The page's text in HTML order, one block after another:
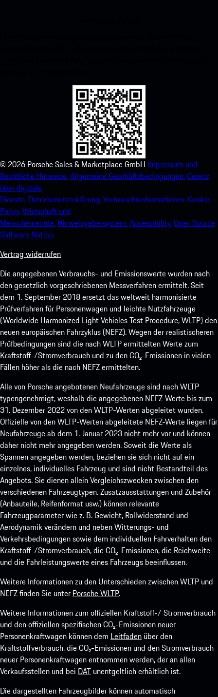
© 2026 Porsche Sales & Marketplace GmbH Impressum und
Rechtliche Hinweise.Allgemeine Geschäftsbedingungen.Gesetz
über digitale
Dienste. Datenschutzerklärung.Verbrauchsinformationen.Cookie
Policy.Wirtschaft und
Menschenrechte. Hinweisgebersystem.Accessibility.Open Source
Software Notice.
Vertrag widerrufen
Die angegebenen Verbrauchs- und Emissionswerte wurden nach
den gesetzlich vorgeschriebenen Messverfahren ermittelt. Seit
dem 1. September 2018 ersetzt das weltweit harmonisierte
Prüfverfahren für Personenwagen und leichte Nutzfahrzeuge
(Worldwide Harmonized Light Vehicles Test Procedure, WLTP) den
neuen europäischen Fahrzyklus (NEFZ). Wegen der realistischeren
Prüfbedingungen sind die nach WLTP ermittelten Werte zum
Kraftstoff-/Stromverbrauch und zu den CO₂-Emissionen in vielen
Fällen höher als die nach NEFZ ermittelten.
Alle von Porsche angebotenen Neufahrzeuge sind nach WLTP
typengenehmigt, weshalb die angegebenen NEFZ-Werte bis zum
31. Dezember 2022 von den WLTP-Werten abgeleitet wurden.
Offizielle von den WLTP-Werten abgeleitete NEFZ-Werte liegen für
Neufahrzeuge ab dem 1. Januar 2023 nicht mehr vor und können
daher nicht mehr angegeben werden. Soweit die Werte als
Spannen angegeben werden, beziehen sie sich nicht auf ein
einzelnes, individuelles Fahrzeug und sind nicht Bestandteil des
Angebots. Sie dienen allein Vergleichszwecken zwischen den
verschiedenen Fahrzeugtypen. Zusatzausstattungen und Zubehör
(Anbauteile, Reifenformat usw.) können relevante
Fahrzeugparameter wie z. B. Gewicht, Rollwiderstand und
Aerodynamik verändern und neben Witterungs- und
Verkehrsbedingungen sowie dem individuellen Fahrverhalten den
Kraftstoff-/Stromverbrauch, die CO₂-Emissionen, die Reichweite
und die Fahrleistungswerte eines Fahrzeugs beeinflussen.
Weitere Informationen zu den Unterschieden zwischen WLTP und
NEFZ finden Sie unter Porsche WLTP.
Weitere Informationen zum offiziellen Kraftstoff-/ Stromverbrauch
und den offiziellen spezifischen CO₂-Emissionen neuer
Personenkraftwagen können dem Leitfaden über den
Kraftstoffverbrauch, die CO₂-Emissionen und den Stromverbrauch
neuer Personenkraftwagen entnommen werden, der an allen
Verkaufsstellen und bei DAT unentgeltlich erhältlich ist.
Die dargestellten Fahrzeugbilder können automatisch